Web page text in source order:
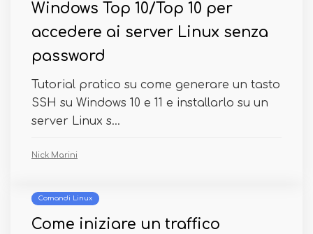
Windows Top 10/Top 10 per
accedere ai server Linux senza
password
Tutorial pratico su come generare un tasto
SSH su Windows 10 e 11 e installarlo su un
server Linux s...
Nick Marini
Comandi Linux
Come iniziare un traffico